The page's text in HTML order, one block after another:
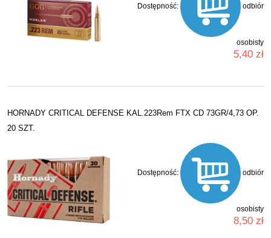
Dostępność: odbiór
osobisty
5,40 zł
HORNADY CRITICAL DEFENSE KAL.223Rem FTX CD 73GR/4,73 OP.
20 SZT.
Dostępność: odbiór
osobisty
8,50 zł